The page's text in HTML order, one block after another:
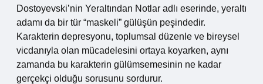
Dostoyevski’nin Yeraltından Notlar adlı eserinde, yeraltı
adamı da bir tür “maskeli” gülüşün peşindedir.
Karakterin depresyonu, toplumsal düzenle ve bireysel
vicdanıyla olan mücadelesini ortaya koyarken, aynı
zamanda bu karakterin gülümsemesinin ne kadar
gerçekçi olduğu sorusunu sordurur.